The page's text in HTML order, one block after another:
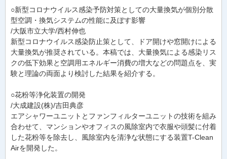
○新型コロナウイルス感染予防対策としての大量換気が個別分散
型空調・換気システムの性能に及ぼす影響
/大阪市立大学/西村伸也
新型コロナウイルス感染防止策として、ドア開けや窓開けによる
大量換気が推奨されている。本稿では、大量換気による感染リス
クの低下効果と空調用エネルギー消費の増大などの問題点を、実
験と理論の両面より検討した結果を紹介する。
○花粉等浄化装置の開発
/大成建設(株)/吉田典彦
エアシャワーユニットとファンフィルターユニットの技術を組み
合わせて、マンションやオフィスの風除室内で衣服や頭髪に付着
した花粉等を除去し、風除室内を清浄な状態にする装置T-Clean
Airを開発した。